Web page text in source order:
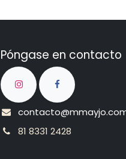
Póngase en contacto
81 8331 2428